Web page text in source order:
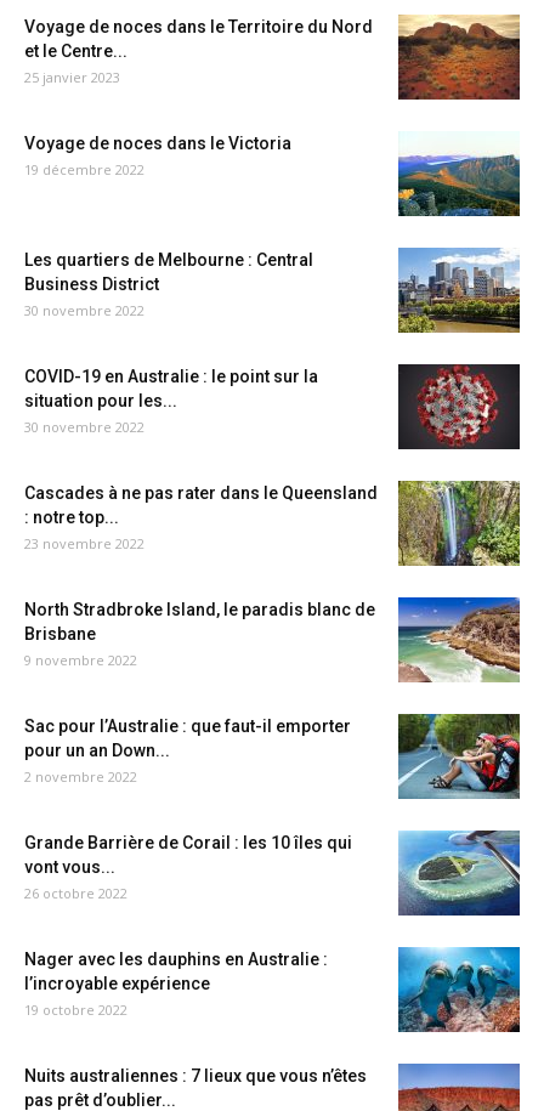
Voyage de noces dans le Territoire du Nord
et le Centre...
25 janvier 2023
Voyage de noces dans le Victoria
19 décembre 2022
Les quartiers de Melbourne : Central
Business District
30 novembre 2022
COVID-19 en Australie : le point sur la
situation pour les...
30 novembre 2022
Cascades à ne pas rater dans le Queensland
: notre top...
23 novembre 2022
North Stradbroke Island, le paradis blanc de
Brisbane
9 novembre 2022
Sac pour l’Australie : que faut-il emporter
pour un an Down...
2 novembre 2022
Grande Barrière de Corail : les 10 îles qui
vont vous...
26 octobre 2022
Nager avec les dauphins en Australie :
l’incroyable expérience
19 octobre 2022
Nuits australiennes : 7 lieux que vous n’êtes
pas prêt d’oublier...